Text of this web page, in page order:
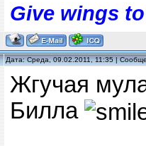
Give wings
Дата: Среда, 09.02.2011, 11:35 |
Жгучая
Билла